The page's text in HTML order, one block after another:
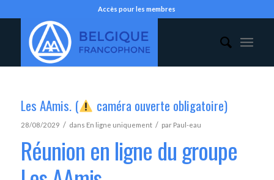
Accès pour les membres
Les AAmis. ( caméra ouverte obligatoire)
28/08/2029 / dans En ligne uniquement / par Paul-eau
Réunion en ligne du groupe